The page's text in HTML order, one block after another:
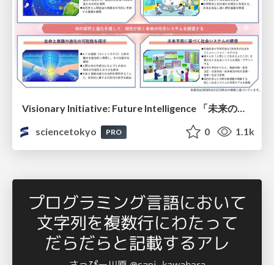
Visionary Initiative: Future Intelligence 「未来の知性と社会の礎を築く」｜Science Tokyo（東京科学大学）
sciencetokyo
PRO 0 1.1k